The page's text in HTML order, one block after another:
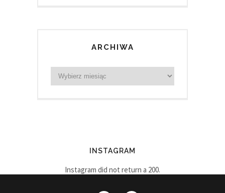
ARCHIWA
INSTAGRAM
Instagram did not return a 200.